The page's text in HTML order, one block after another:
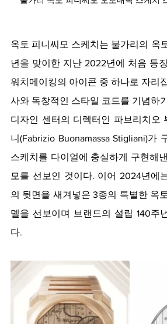
옥토 피니씨모 스케치는 불가리의 옥
년을 맞이한 지난 2022년에 처음 등
워치메이킹의 아이콘 중 하나로 자리
사와 독창적인 스타일 코드를 기념하
디자인 센터의 디렉터인 파브리치오
니(Fabrizio Buonamassa Stigliani)가
스케치를 다이얼에 충실하게 구현해
모를 선보인 것이다. 이어 2024년에
의 뒷면을 새겨넣은 3종의 특별한 옥
델을 선보이며 브랜드의 설립 140주
다.